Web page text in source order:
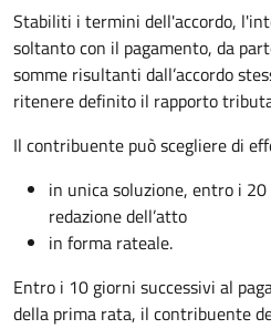
Stabiliti i termini dell'accordo,
soltanto con il pagamento, da
somme risultanti dall’accordo
ritenere definito il rapporto
Il contribuente può scegliere di
in unica soluzione, entro i
redazione dell’atto
in forma rateale.
Entro i 10 giorni successivi al
della prima rata, il contribuente